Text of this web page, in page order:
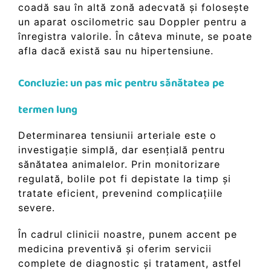
coadă sau în altă zonă adecvată și folosește
un aparat oscilometric sau Doppler pentru a
înregistra valorile. În câteva minute, se poate
afla dacă există sau nu hipertensiune.
Concluzie: un pas mic pentru sănătatea pe
termen lung
Determinarea tensiunii arteriale este o
investigație simplă, dar esențială pentru
sănătatea animalelor. Prin monitorizare
regulată, bolile pot fi depistate la timp și
tratate eficient, prevenind complicațiile
severe.
În cadrul clinicii noastre, punem accent pe
medicina preventivă și oferim servicii
complete de diagnostic și tratament, astfel